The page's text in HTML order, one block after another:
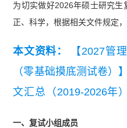
为切实做好2026年硕士研究
正、科学，根据相关文件规定
本文资料：
【2027管
（零基础摸底测试卷）】
文汇总（2019-2026年）
一、复试小组成员